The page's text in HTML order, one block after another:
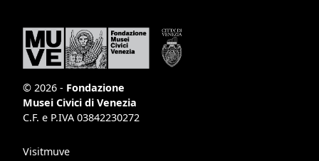
© 2026 - Fondazione
Musei Civici di Venezia
C.F. e P.IVA 03842230272
Visitmuve